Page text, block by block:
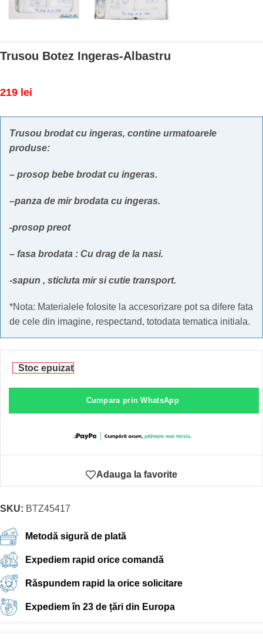
Trusou Botez Ingeras-Albastru
219 lei
Trusou brodat cu ingeras, contine urmatoarele
produse:
– prosop bebe brodat cu ingeras.
–panza de mir brodata cu ingeras.
-prosop preot
– fasa brodata : Cu drag de la nasi.
-sapun , sticluta mir si cutie transport.
*Nota: Materialele folosite la accesorizare pot sa difere fata
de cele din imagine, respectand, totodata tematica initiala.
Stoc epuizat
Cumpara prin WhatsApp
Adauga la favorite
SKU: BTZ45417
Metodă sigură de plată
Expediem rapid orice comandă
Răspundem rapid la orice solicitare
Expediem în 23 de țări din Europa